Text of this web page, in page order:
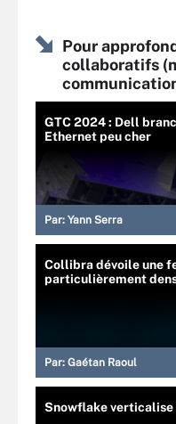
Pour
collaboratifs
GTC 2024 : Dell
Ethernet peu cher
Par: Yann Serra
Collibra dévoile une
particulièrement
Par: Gaétan Raoul
Snowflake